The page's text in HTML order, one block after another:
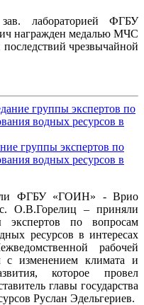
лабораторией ФГБУ
награжден медалью МЧС
чрезвычайной
группы экспертов по
водных ресурсов в
ФГБУ «ГОИН» - Врио
О.В.Горелиц – приняли
экспертов по вопросам
ресурсов в интересах
рабочей
с изменением климата и
которое провел
главы государства
Руслан Эдельгериев.